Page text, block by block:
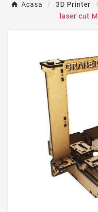
Acasa 3D Printer
laser cut